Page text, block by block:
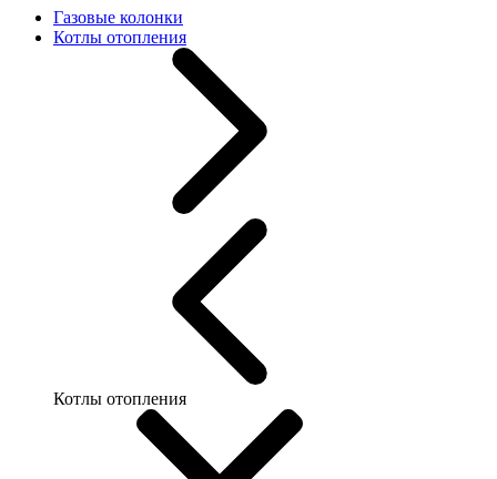
Газовые колонки
Котлы отопления
Котлы отопления